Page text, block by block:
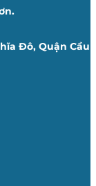
Đô, Quận Cầu